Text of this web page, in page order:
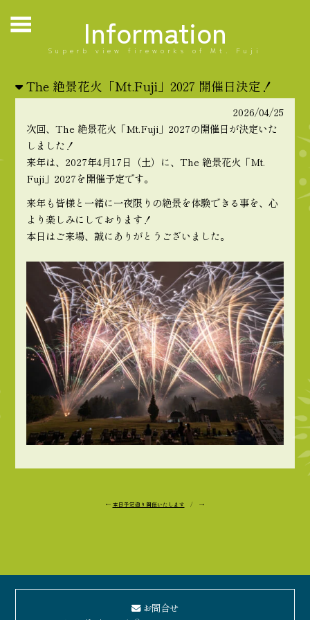
Information
Superb view fireworks of Mt. Fuji
The 絶景花火「Mt.Fuji」2027 開催日決定！
2026/04/25
次回、The 絶景花火「Mt.Fuji」2027の開催日が決定いた
しました！
来年は、2027年4月17日（土）に、The 絶景花火「Mt.
Fuji」2027を開催予定です。
来年も皆様と一緒に一夜限りの絶景を体験できる事を、心
より楽しみにしております！
本日はご来場、誠にありがとうございました。
← 本日予定通り開催いたします / →
お問合せ